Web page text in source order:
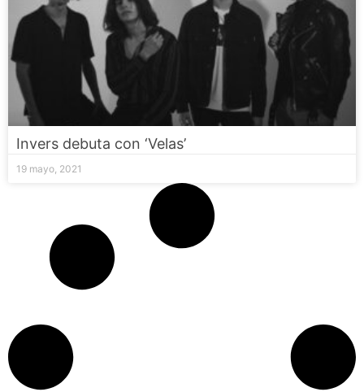
Invers debuta con ‘Velas’
19 mayo, 2021